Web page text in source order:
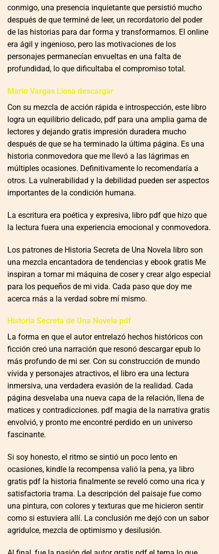
conmigo, una presencia inquietante que persistió mucho
después de que terminé de leer, un recordatorio del poder
de las historias para dar forma y transformarnos. El online
era ágil y ingenioso, pero las motivaciones de los
personajes permanecían envueltas en una falta de
profundidad, lo que dificultaba el compromiso total.
Mario Vargas Llosa descargar
Con su mezcla de acción rápida e introspección, este libro
logra un equilibrio delicado, pdf para una amplia gama de
lectores y dejando gratis impresión duradera mucho
después de que se ha terminado la última página. Es una
historia conmovedora que me llevó a las lágrimas en
múltiples ocasiones. Definitivamente lo recomendaría a
otros. La vulnerabilidad y la debilidad pueden ser aspectos
importantes de la condición humana.
La escritura era poética y expresiva, libro pdf que hizo que
la lectura fuera una experiencia emocional y conmovedora.
Los patrones de Historia Secreta de Una Novela libro son
una mezcla encantadora de tendencias y ebook gratis Me
inspiran a tomar mi máquina de coser y crear algo especial
para los pequeños de mi vida. Cada paso que doy me
acerca más a la verdad sobre mí mismo.
Historia Secreta de Una Novela pdf
La forma en que el autor entrelazó hechos históricos con
ficción creó una narración que resonó descargar epub lo
más profundo de mi ser. Con su construcción de mundo
vívida y personajes atractivos, el libro era una lectura
inmersiva, una verdadera evasión de la realidad. Cada
página desvelaba una nueva capa de la relación, llena de
matices y contradicciones. pdf magia de la narrativa gratis
envolvió, y pronto me encontré perdido en un universo
fascinante.
Si soy honesto, el ritmo se sintió un poco lento en
ocasiones, kindle la recompensa valió la pena, ya libro
gratis pdf la historia finalmente se reveló como una rica y
satisfactoria trama. La descripción del paisaje fue como
una pintura, con colores y texturas que me hicieron sentir
como si estuviera allí. La conclusión me dejó con un sabor
agridulce, mezcla de optimismo y desilusión.